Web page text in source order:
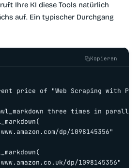
Ihre KI diese Tools natürlich
auf. Ein typischer Durchgang
Kopieren
price of "Web Scraping with
three times in
dp/1098145356"
dp/1098145356"